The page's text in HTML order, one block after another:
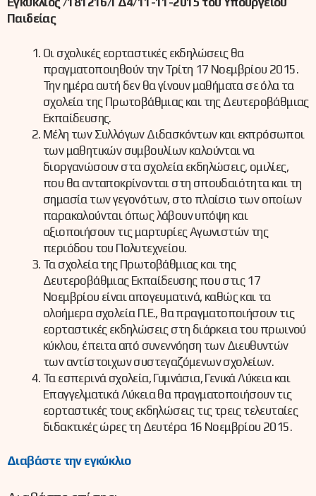
Παιδείας
Οι σχολικές εορταστικές εκδηλώσεις θα
πραγματοποιηθούν την Τρίτη 17 Νοεμβρίου 2015.
Την ημέρα αυτή δεν θα γίνουν μαθήματα σε όλα τα
σχολεία της Πρωτοβάθμιας και της Δευτεροβάθμιας
Εκπαίδευσης.
Μέλη των Συλλόγων Διδασκόντων και εκπρόσωποι
των μαθητικών συμβουλίων καλούνται να
διοργανώσουν στα σχολεία εκδηλώσεις, ομιλίες,
που θα ανταποκρίνονται στη σπουδαιότητα και τη
σημασία των γεγονότων, στο πλαίσιο των οποίων
παρακαλούνται όπως λάβουν υπόψη και
αξιοποιήσουν τις μαρτυρίες Αγωνιστών της
περιόδου του Πολυτεχνείου.
Τα σχολεία της Πρωτοβάθμιας και της
Δευτεροβάθμιας Εκπαίδευσης που στις 17
Νοεμβρίου είναι απογευματινά, καθώς και τα
ολοήμερα σχολεία Π.Ε., θα πραγματοποιήσουν τις
εορταστικές εκδηλώσεις στη διάρκεια του πρωινού
κύκλου, έπειτα από συνεννόηση των Διευθυντών
των αντίστοιχων συστεγαζόμενων σχολείων.
Τα εσπερινά σχολεία, Γυμνάσια, Γενικά Λύκεια και
Επαγγελματικά Λύκεια θα πραγματοποιήσουν τις
εορταστικές τους εκδηλώσεις τις τρεις τελευταίες
διδακτικές ώρες τη Δευτέρα 16 Νοεμβρίου 2015.
Διαβάστε την εγκύκλιο